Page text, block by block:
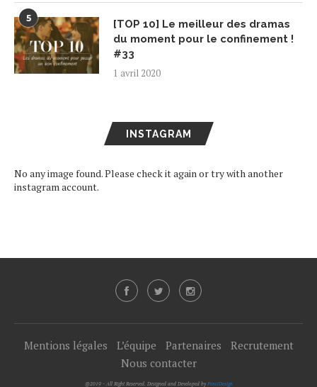
5
[TOP 10] Le meilleur des dramas
du moment pour le confinement !
#33
1 avril 2020
INSTAGRAM
No any image found. Please check it again or try with another
instagram account.
Mentions légales L’équipe Partenaires
Recrutement
Nous contacter
@2019 - All Right Reserved. Designed and Developed by PenciDesign